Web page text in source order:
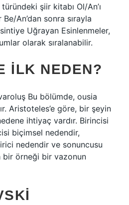
şiir kitabı Ol/An’ı
An’dan sonra sırayla
Uğrayan Esinlenmeler,
olarak sıralanabilir.
ILK NEDEN?
Bu bölümde, ousia
Aristoteles’e göre, bir şeyin
ihtiyaç vardır. Birincisi
biçimsel nedendir,
nedendir ve sonuncusu
bir örneği bir vazonun